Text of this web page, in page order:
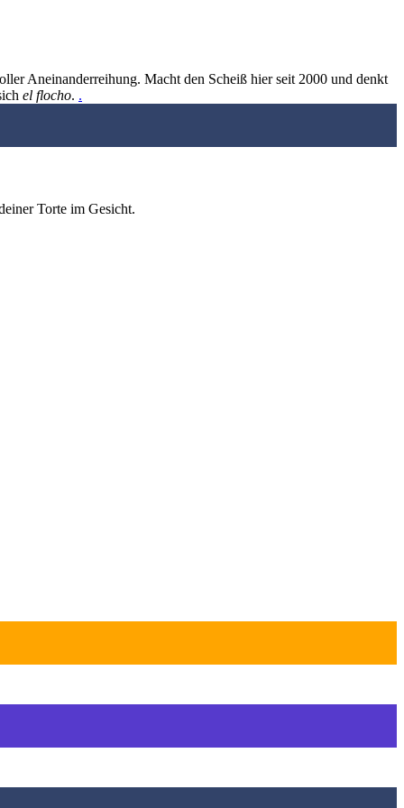
Aneinanderreihung. Macht den Scheiß hier seit 2000 und denkt
el flocho. .
Torte im Gesicht.